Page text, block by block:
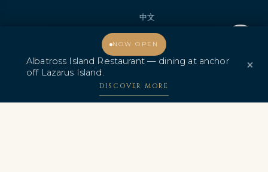
NOW OPEN
Albatross Island Restaurant — dining at anchor
off Lazarus Island.
DISCOVER MORE
×
中文
欢迎光临，我能为您提供什么帮助？